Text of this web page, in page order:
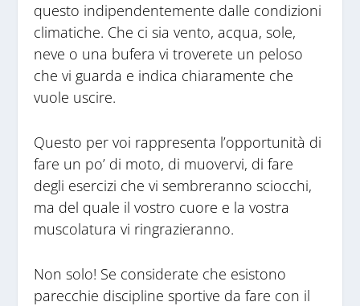
questo indipendentemente dalle condizioni
climatiche. Che ci sia vento, acqua, sole,
neve o una bufera vi troverete un peloso
che vi guarda e indica chiaramente che
vuole uscire.
Questo per voi rappresenta l’opportunità di
fare un po’ di moto, di muovervi, di fare
degli esercizi che vi sembreranno sciocchi,
ma del quale il vostro cuore e la vostra
muscolatura vi ringrazieranno.
Non solo! Se considerate che esistono
parecchie discipline sportive da fare con il